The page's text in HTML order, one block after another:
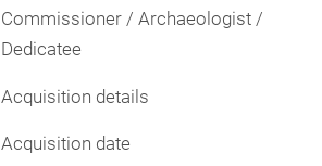
Commissioner / Archaeologist /
Dedicatee
Acquisition details
Acquisition date